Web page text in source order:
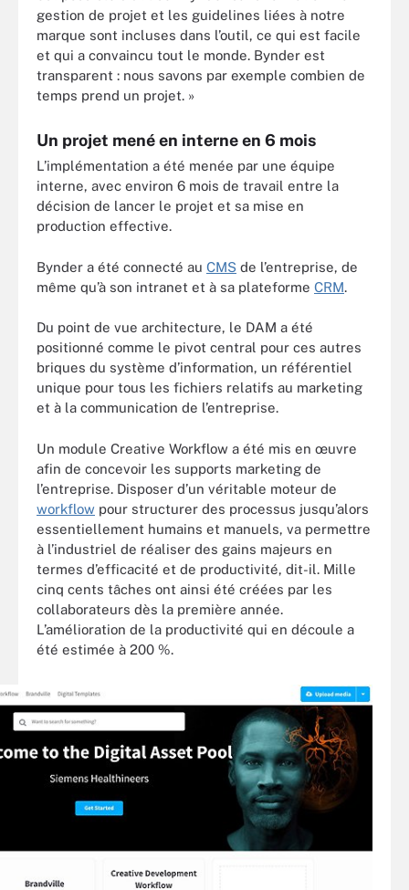
gestion de projet et les guidelines liées à notre
marque sont incluses dans l’outil, ce qui est facile
et qui a convaincu tout le monde. Bynder est
transparent : nous savons par exemple combien de
temps prend un projet. »
Un projet mené en interne en 6 mois
L’implémentation a été menée par une équipe
interne, avec environ 6 mois de travail entre la
décision de lancer le projet et sa mise en
production effective.
Bynder a été connecté au CMS de l’entreprise, de
même qu’à son intranet et à sa plateforme CRM.
Du point de vue architecture, le DAM a été
positionné comme le pivot central pour ces autres
briques du système d’information, un référentiel
unique pour tous les fichiers relatifs au marketing
et à la communication de l’entreprise.
Un module Creative Workflow a été mis en œuvre
afin de concevoir les supports marketing de
l’entreprise. Disposer d’un véritable moteur de
workflow pour structurer des processus jusqu’alors
essentiellement humains et manuels, va permettre
à l’industriel de réaliser des gains majeurs en
termes d’efficacité et de productivité, dit-il. Mille
cinq cents tâches ont ainsi été créées par les
collaborateurs dès la première année.
L’amélioration de la productivité qui en découle a
été estimée à 200 %.